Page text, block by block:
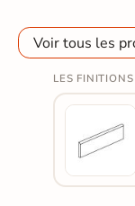
Voir tous les
LES